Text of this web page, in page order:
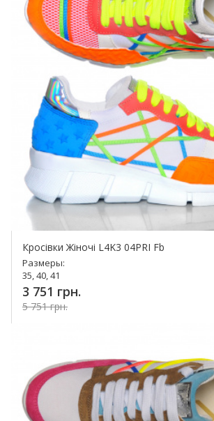
Кросівки Жіночі L4K3 04PRI Fb
Размеры:
35, 40, 41
3 751 грн.
5 751 грн.